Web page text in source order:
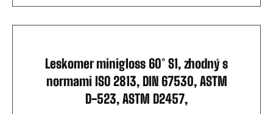
Leskomer minigloss 60° S1, zhodný s
normami ISO 2813, DIN 67530, ASTM
D-523, ASTM D2457,